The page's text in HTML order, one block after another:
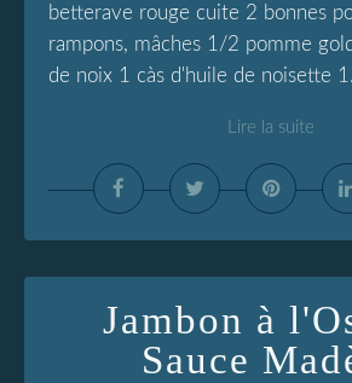
betterave rouge cuite 2 bonnes
rampons, mâches 1/2 pomme
de noix 1 càs d'huile de noisette
Lire la suite
Jambon à
Sauce